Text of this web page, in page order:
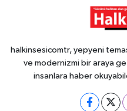
halkinsesicomtr, yepyeni
ve modernizmi bir araya
insanlara haber